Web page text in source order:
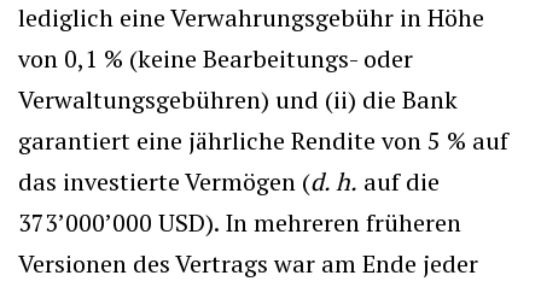
lediglich eine Verwahrungsgebühr in Höhe
von 0,1 % (keine Bearbeitungs- oder
Verwaltungsgebühren) und (ii) die Bank
garantiert eine jährliche Rendite von 5 % auf
das investierte Vermögen (d. h. auf die
373’000’000 USD). In mehreren früheren
Versionen des Vertrags war am Ende jeder